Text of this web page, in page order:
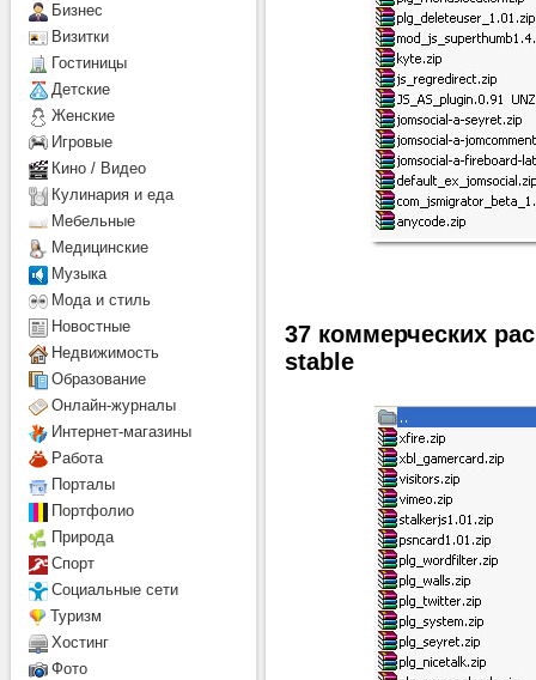
37 коммерческих
stable
Бизнес
Визитки
Гостиницы
Детcкие
Женские
Игровые
Кино / Видео
Кулинария и еда
Мебельные
Медицинские
Музыка
Мода и стиль
Новостные
Недвижимость
Образование
Онлайн-журналы
Интернет-магазины
Работа
Порталы
Портфолио
Природа
Спорт
Социальные сети
Туризм
Хостинг
Фото